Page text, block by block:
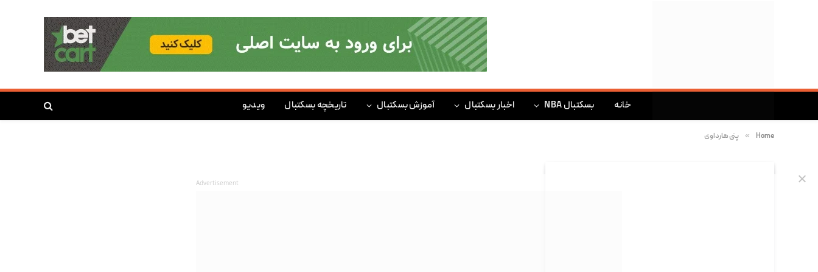
خانه بسکتبال NBA اخبار بسکتبال آموزش بسکتبال تاریخچه بسکتبال ویدیو
Home
» پنی هارداوی
Advertisement